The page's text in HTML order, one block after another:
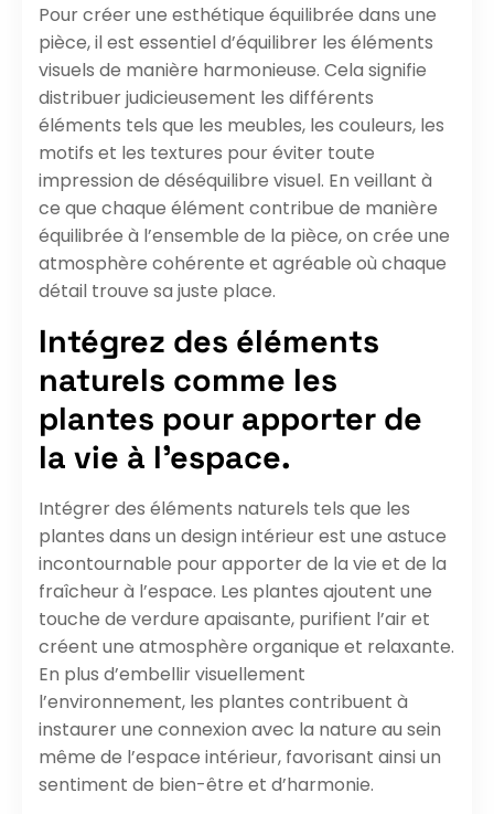
Pour créer une esthétique équilibrée dans une
pièce, il est essentiel d’équilibrer les éléments
visuels de manière harmonieuse. Cela signifie
distribuer judicieusement les différents
éléments tels que les meubles, les couleurs, les
motifs et les textures pour éviter toute
impression de déséquilibre visuel. En veillant à
ce que chaque élément contribue de manière
équilibrée à l’ensemble de la pièce, on crée une
atmosphère cohérente et agréable où chaque
détail trouve sa juste place.
Intégrez des éléments
naturels comme les
plantes pour apporter de
la vie à l’espace.
Intégrer des éléments naturels tels que les
plantes dans un design intérieur est une astuce
incontournable pour apporter de la vie et de la
fraîcheur à l’espace. Les plantes ajoutent une
touche de verdure apaisante, purifient l’air et
créent une atmosphère organique et relaxante.
En plus d’embellir visuellement
l’environnement, les plantes contribuent à
instaurer une connexion avec la nature au sein
même de l’espace intérieur, favorisant ainsi un
sentiment de bien-être et d’harmonie.